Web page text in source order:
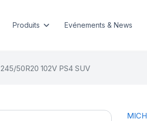
Produits Evénements & News
245/50R20 102V PS4 SUV